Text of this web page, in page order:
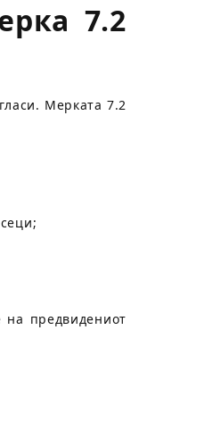
7.2
Мерката 7.2
на предвидениот